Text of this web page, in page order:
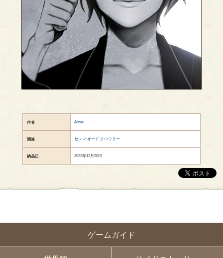
ゲームガイド
作者 Jonau
関連 セレマ オード クロウリー
納品日 2022年12月20日